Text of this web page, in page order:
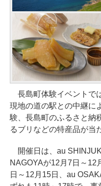
長島町体験イベントで
現地の道の駅との中継に
験、長島町のふるさと納
るブリなどの特産品が当
開催日は、au
NAGOYAが12月7日～12
日～12月15日、au